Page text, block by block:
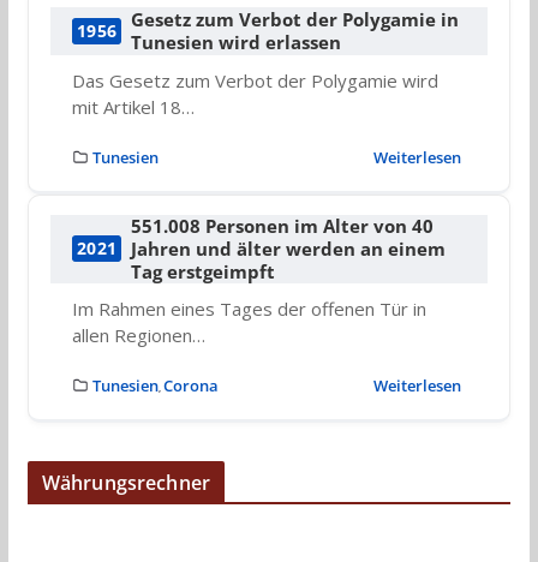
1956
Gesetz zum Verbot der Polygamie in
Tunesien wird erlassen
Das Gesetz zum Verbot der Polygamie wird
mit Artikel 18…
Tunesien Weiterlesen
2021
551.008 Personen im Alter von 40
Jahren und älter werden an einem
Tag erstgeimpft
Im Rahmen eines Tages der offenen Tür in
allen Regionen…
Tunesien, Corona Weiterlesen
Währungsrechner